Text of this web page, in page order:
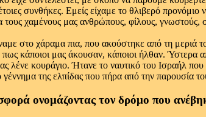
συνθήκες. Εμείς είχαμε το θλιβερό
χαμένους μας ανθρώπους, φίλους, γνωστούς,
στο χάραμα πια, που ακούστηκε από τη
κάποιοι μας άκουσαν, κάποιοι ήλθαν. Ύστερα
λένε κουράγιο. Ήτανε το ναυτικό του Ισραήλ
της ελπίδας που πήρα από την παρουσία
ονομάζοντας τον δρόμο που